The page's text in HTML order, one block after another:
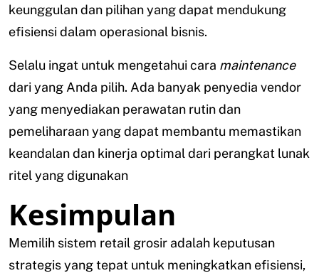
keunggulan dan pilihan yang dapat mendukung
efisiensi dalam operasional bisnis.
Selalu ingat untuk mengetahui cara maintenance
dari yang Anda pilih. Ada banyak penyedia vendor
yang menyediakan perawatan rutin dan
pemeliharaan yang dapat membantu memastikan
keandalan dan kinerja optimal dari perangkat lunak
ritel yang digunakan
Kesimpulan
Memilih sistem retail grosir adalah keputusan
strategis yang tepat untuk meningkatkan efisiensi,